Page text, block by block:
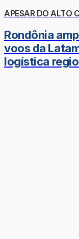
APESAR DO ALTO
Rondônia
voos da
logística